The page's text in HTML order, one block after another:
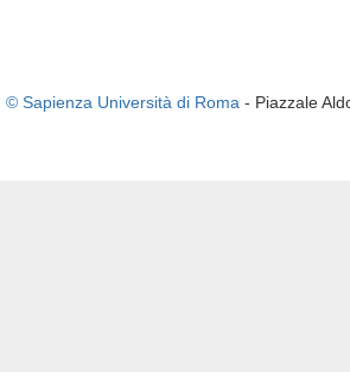
© Sapienza Università di Roma - Piazzale